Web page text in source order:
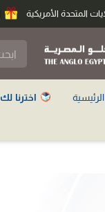
الرئيسية اخترنا لك